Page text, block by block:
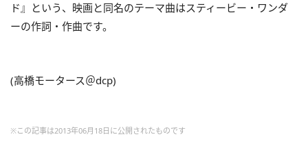
ド』という、映画と同名のテーマ曲はスティービー・ワンダ
ーの作詞・作曲です。
(高橋モータース＠dcp)
※この記事は2013年06月18日に公開されたものです